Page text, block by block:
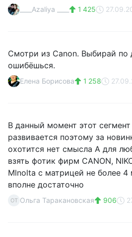
____Azaliya ____ 1 425
Смотри из Cаnon. Выбирай по
ошибёшься.
Елена Борисова 1 258
В данный момент этот
развивается поэтому за
охотится нет смысла А для
взять фотик фирм CANON,
Mlnolta с матрицей не более 4
вполне достаточно
ОТ Ольга Таракановская 906